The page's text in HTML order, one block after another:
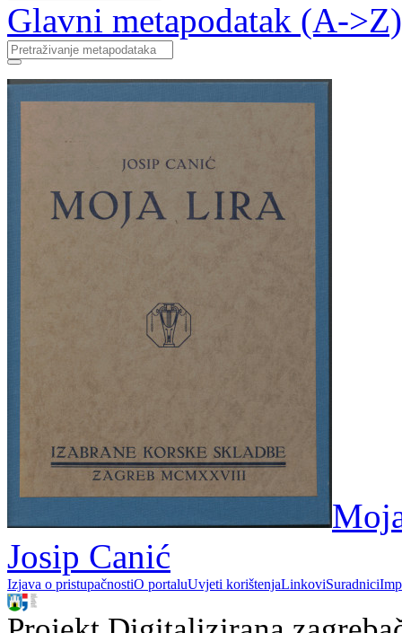
Glavni metapodatak (A->Z)
Josip Canić
Izjava o pristupačnostiO portaluUvjeti korištenjaLinkoviSuradnici